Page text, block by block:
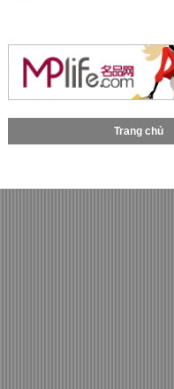
Trang chủ